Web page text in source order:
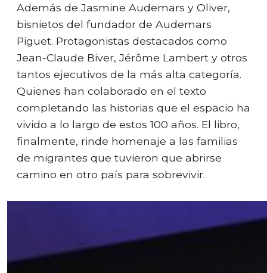
Además de Jasmine Audemars y Oliver,
bisnietos del fundador de Audemars
Piguet. Protagonistas destacados como
Jean-Claude Biver, Jérôme Lambert y otros
tantos ejecutivos de la más alta categoría.
Quienes han colaborado en el texto
completando las historias que el espacio ha
vivido a lo largo de estos 100 años. El libro,
finalmente, rinde homenaje a las familias
de migrantes que tuvieron que abrirse
camino en otro país para sobrevivir.